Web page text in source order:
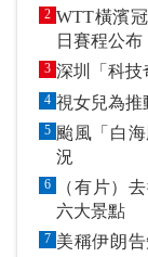
2 WTT橫濱
日賽程公布
3 深圳「科
4
5 颱風「白
況
6
（有片）
六大景點
7 美稱伊朗